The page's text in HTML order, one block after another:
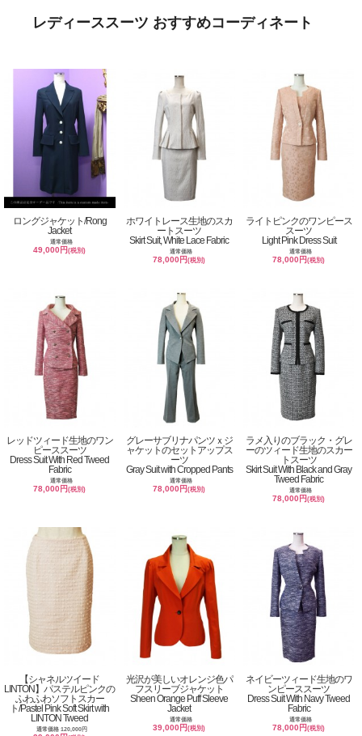
レディーススーツ おすすめコーディネート
ロングジャケット/Rong
Jacket
通常価格
49,000円(税別)
ホワイトレース生地のスカ
ートスーツ
Skirt Suit, White Lace Fabric
通常価格
78,000円(税別)
ライトピンクのワンピース
スーツ
Light Pink Dress Suit
通常価格
78,000円(税別)
レッドツィード生地のワン
ピーススーツ
Dress Suit With Red Tweed
Fabric
通常価格
78,000円(税別)
グレーサブリナパンツｘジ
ャケットのセットアップス
ーツ
Gray Suit with Cropped Pants
通常価格
78,000円(税別)
ラメ入りのブラック・グレ
ーのツィード生地のスカー
トスーツ
Skirt Suit With Black and Gray
Tweed Fabric
通常価格
78,000円(税別)
【シャネルツイード
LINTON】パステルピンクの
ふわふわソフトスカー
ト/Pastel Pink Soft Skirt with
LINTON Tweed
通常価格 120,000円
光沢が美しいオレンジ色パ
フスリーブジャケット
Sheen Orange Puff Sleeve
Jacket
通常価格
39,000円(税別)
ネイビーツィード生地のワ
ンピーススーツ
Dress Suit With Navy Tweed
Fabric
通常価格
78,000円(税別)